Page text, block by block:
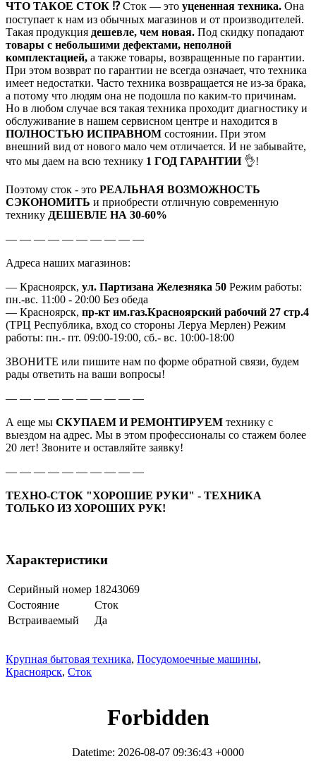
ЧТО ТАКОЕ СТОК ⁉Сток — это уцененная техника. Она
поступает к нам из обычных магазинов и от производителей.
Такая продукция дешевле, чем новая. Под скидку попадают
товары с небольшими дефектами, неполной
комплектацией, а также товары, возвращенные по гарантии.
При этом возврат по гарантии не всегда означает, что техника
имеет недостатки. Часто техника возвращается не из-за брака,
а потому что людям она не подошла по каким-то причинам.
Но в любом случае вся такая техника проходит диагностику и
обслуживание в нашем сервисном центре и находится в
ПОЛНОСТЬЮ ИСПРАВНОМ состоянии. При этом
внешний вид от нового мало чем отличается. И не забывайте,
что мы даем на всю технику 1 ГОД ГАРАНТИИ👌!
Поэтому сток - это РЕАЛЬНАЯ ВОЗМОЖНОСТЬ
СЭКОНОМИТЬ и приобрести отличную современную
технику ДЕШЕВЛЕ НА 30-60%
— — — — — — — — — —
Адреса наших магазинов:
— Красноярск, ул. Партизана Железняка 50 Режим работы:
пн.-вс. 11:00 - 20:00 Без обеда
— Красноярск, пр-кт им.газ.Красноярский рабочий 27 стр.4
(ТРЦ Республика, вход со стороны Леруа Мерлен) Режим
работы: пн.- пт. 09:00-19:00, сб.- вс. 10:00-18:00
ЗВОНИТЕ или пишите нам по форме обратной связи, будем
рады ответить на ваши вопросы!
— — — — — — — — — —
А еще мы СКУПАЕМ И РЕМОНТИРУЕМ технику с
выездом на адрес. Мы в этом профессионалы со стажем более
20 лет! Звоните и оставляйте заявку!
— — — — — — — — — —
ТЕХНО-СТОК "ХОРОШИЕ РУКИ" - ТЕХНИКА
ТОЛЬКО ИЗ ХОРОШИХ РУК!
Характеристики
Серийный номер 18243069
Состояние
Сток
Встраиваемый
Да
Крупная бытовая техника, Посудомоечные машины,
Красноярск, Сток